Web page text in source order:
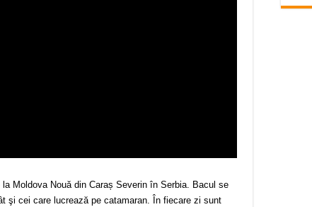
Moldova Nouă din Caraș Severin în Serbia. Bacul se
şi cei care lucrează pe catamaran. În fiecare zi sunt